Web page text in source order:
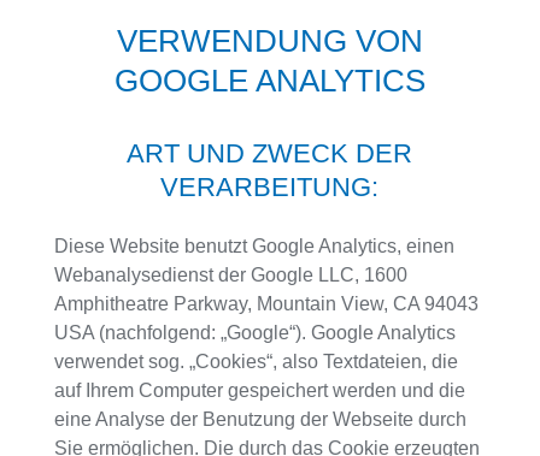
VERWENDUNG VON
GOOGLE ANALYTICS
ART UND ZWECK DER
VERARBEITUNG:
Diese Website benutzt Google Analytics, einen
Webanalysedienst der Google LLC, 1600
Amphitheatre Parkway, Mountain View, CA 94043
USA (nachfolgend: „Google“). Google Analytics
verwendet sog. „Cookies“, also Textdateien, die
auf Ihrem Computer gespeichert werden und die
eine Analyse der Benutzung der Webseite durch
Sie ermöglichen. Die durch das Cookie erzeugten